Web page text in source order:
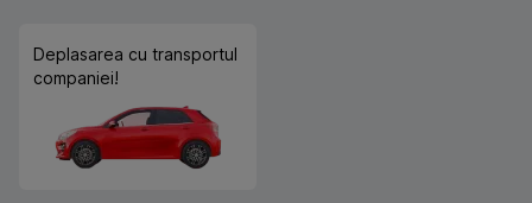
Deplasarea cu transportul
companiei!